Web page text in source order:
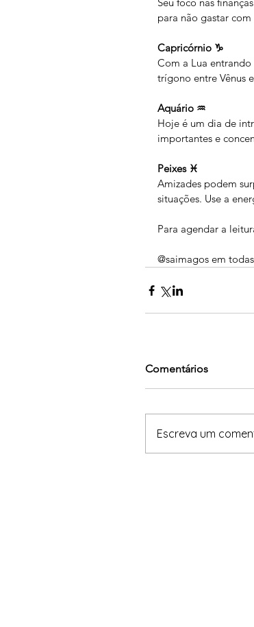
para não gastar
Capricórnio ♑
Com a Lua entrando
trígono entre Vênus
Aquário ♒
Hoje é um dia de
importantes e
Peixes ♓
Amizades podem
situações. Use a
Para agendar a
@saimagos em
Comentários
Escreva um